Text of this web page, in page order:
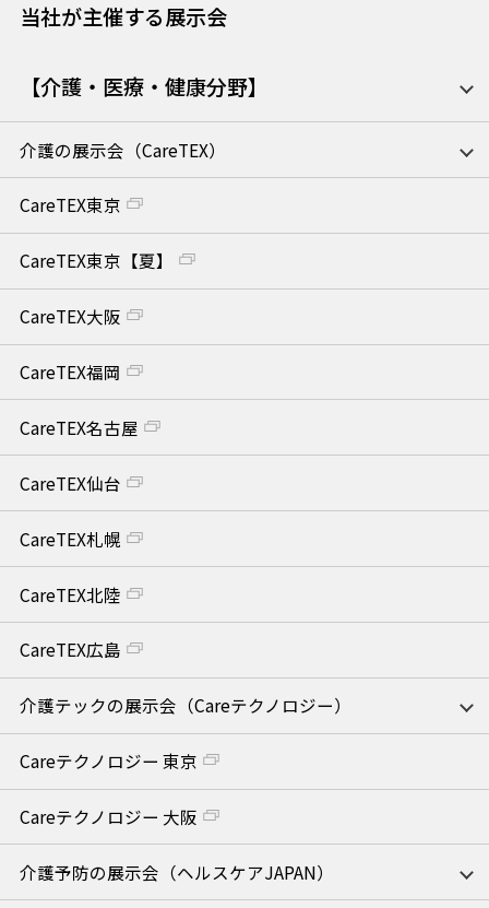
当社が主催する展示会
【介護・医療・健康分野】
介護の展示会（CareTEX）
CareTEX東京
CareTEX東京【夏】
CareTEX大阪
CareTEX福岡
CareTEX名古屋
CareTEX仙台
CareTEX札幌
CareTEX北陸
CareTEX広島
介護テックの展示会（Careテクノロジー）
Careテクノロジー 東京
Careテクノロジー 大阪
介護予防の展示会（ヘルスケアJAPAN）